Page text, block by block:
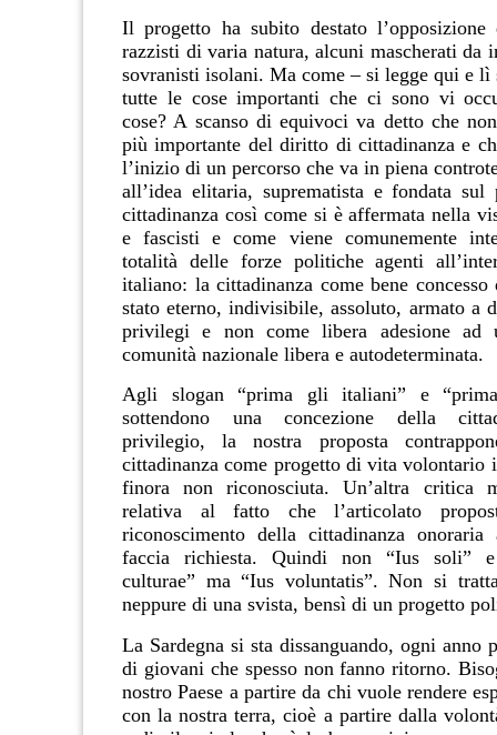
Il progetto ha subito destato
razzisti di varia natura, alcuni mascherati da
sovranisti isolani. Ma come – si legge qui e lì
tutte le cose importanti che ci sono vi
cose? A scanso di equivoci va detto che
più importante del diritto di cittadinanza e
l’inizio di un percorso che va in piena
all’idea elitaria, suprematista e fondata
cittadinanza così come si è affermata nella
e fascisti e come viene comunemente
totalità delle forze politiche agenti
italiano: la cittadinanza come bene
stato eterno, indivisibile, assoluto, armato a
privilegi e non come libera adesione ad
comunità nazionale libera e autodeterminata.
Agli slogan “prima gli italiani” e
sottendono una concezione della
privilegio, la nostra proposta
cittadinanza come progetto di vita volontario
finora non riconosciuta. Un’altra critica
relativa al fatto che l’articolato
riconoscimento della cittadinanza
faccia richiesta. Quindi non “Ius soli”
culturae” ma “Ius voluntatis”. Non si
neppure di una svista, bensì di un progetto
La Sardegna si sta dissanguando, ogni anno
di giovani che spesso non fanno ritorno.
nostro Paese a partire da chi vuole rendere
con la nostra terra, cioè a partire dalla